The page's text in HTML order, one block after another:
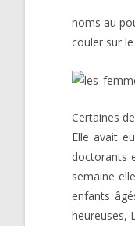
noms au
couler sur
Certaines
Elle avait
doctorants
semaine
enfants
heureuses,